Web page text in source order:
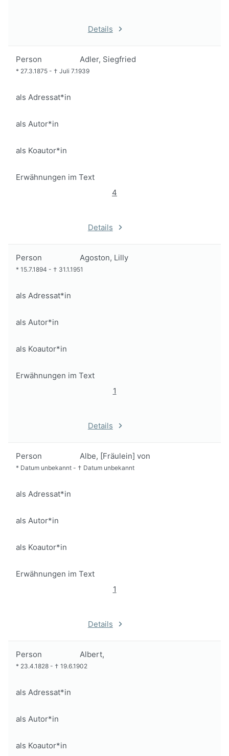
Details
Person Adler, Siegfried
* 27.3.1875 - † Juli 7.1939
als Adressat*in
als Autor*in
als Koautor*in
Erwähnungen im Text
4
Details
Person Agoston, Lilly
* 15.7.1894 - † 31.1.1951
als Adressat*in
als Autor*in
als Koautor*in
Erwähnungen im Text
1
Details
Person Albe, [Fräulein] von
* Datum unbekannt - † Datum unbekannt
als Adressat*in
als Autor*in
als Koautor*in
Erwähnungen im Text
1
Details
Person Albert,
* 23.4.1828 - † 19.6.1902
als Adressat*in
als Autor*in
als Koautor*in